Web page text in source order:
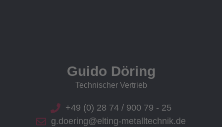
Guido Döring
Technischer Vertrieb
+49 (0) 28 74 / 900 79 - 25
g.doering@elting-metalltechnik.de